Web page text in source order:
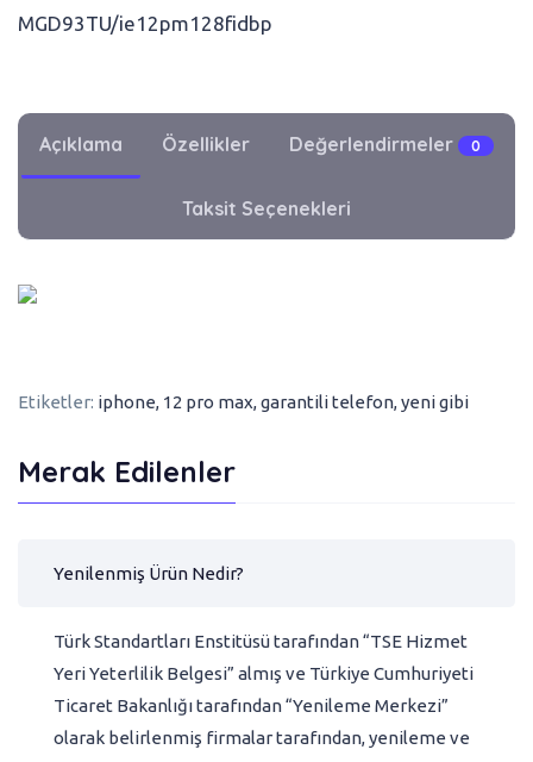
MGD93TU/ie12pm128fidbp
Açıklama Özellikler Değerlendirmeler 0
Taksit Seçenekleri
Etiketler: iphone, 12 pro max,garantili telefon,yeni gibi
Merak Edilenler
Yenilenmiş Ürün Nedir?
Türk Standartları Enstitüsü tarafından “TSE Hizmet
Yeri Yeterlilik Belgesi” almış ve Türkiye Cumhuriyeti
Ticaret Bakanlığı tarafından “Yenileme Merkezi”
olarak belirlenmiş firmalar tarafından, yenileme ve